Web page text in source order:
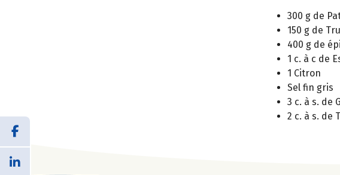
300 g de
150 g de
400 g de
1 c. à c de
1 Citron
Sel fin gris
3 c. à s. de
2 c. à s. de